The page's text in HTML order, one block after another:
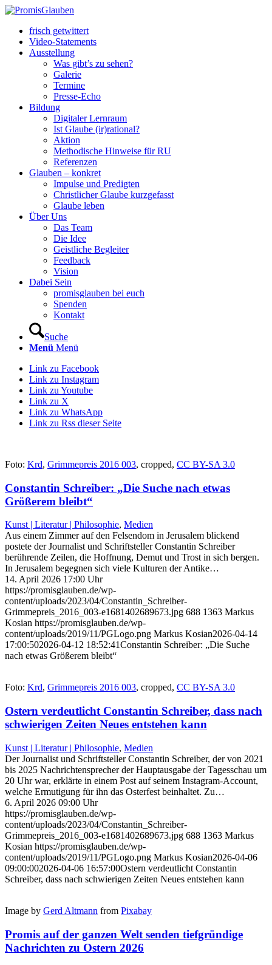
frisch getwittert
Video-Statements
Ausstellung
Was gibt’s zu sehen?
Galerie
Termine
Presse-Echo
Bildung
Digitaler Lernraum
Ist Glaube (ir)rational?
Aktion
Methodische Hinweise für RU
Referenzen
Glauben – konkret
Impulse und Predigten
Christlicher Glaube kurzgefasst
Glaube leben
Über Uns
Das Team
Die Idee
Geistliche Begleiter
Feedback
Vision
Dabei Sein
promisglauben bei euch
Spenden
Kontakt
Suche
Menü Menü
Link zu Facebook
Link zu Instagram
Link zu Youtube
Link zu X
Link zu WhatsApp
Link zu Rss dieser Seite
Foto: Krd, Grimmepreis 2016 003, cropped, CC BY-SA 3.0
Constantin Schreiber: „Die Suche nach etwas
Größerem bleibt“
Kunst | Literatur | Philosophie, Medien
Aus einem Zimmer auf den Felsendom in Jerusalem blickend
postete der Journalist und Schriftsteller Constantin Schreiber
berührende Zeilen, die Hoffnung, Demut und Trost in sich bergen.
In Jerusalem begegnen sich viele Kulturen der Antike…
14. April 2026 17:00 Uhr
https://promisglauben.de/wp-
content/uploads/2023/04/Constantin_Schreiber-
Grimmepreis_2016_003-e1681402689673.jpg 688 1363 Markus
Kosian https://promisglauben.de/wp-
content/uploads/2019/11/PGLogo.png Markus Kosian2026-04-14
17:00:502026-04-12 18:52:41Constantin Schreiber: „Die Suche
nach etwas Größerem bleibt“
Foto: Krd, Grimmepreis 2016 003, cropped, CC BY-SA 3.0
Ostern verdeutlicht Constantin Schreiber, dass nach
schwierigen Zeiten Neues entstehen kann
Kunst | Literatur | Philosophie, Medien
Der Journalist und Schriftsteller Constantin Schreiber, der von 2021
bis 2025 Nachrichtensprecher der Hauptausgabe der Tagesschau um
20 Uhr war, erklärte in einem Post auf seinem Instagram-Account,
welche Ermutigung für ihn das Osterfest beinhaltet. Zu…
6. April 2026 09:00 Uhr
https://promisglauben.de/wp-
content/uploads/2023/04/Constantin_Schreiber-
Grimmepreis_2016_003-e1681402689673.jpg 688 1363 Markus
Kosian https://promisglauben.de/wp-
content/uploads/2019/11/PGLogo.png Markus Kosian2026-04-06
09:00:002026-04-06 16:57:00Ostern verdeutlicht Constantin
Schreiber, dass nach schwierigen Zeiten Neues entstehen kann
Image by Gerd Altmann from Pixabay
Promis auf der ganzen Welt senden tiefgründige
Nachrichten zu Ostern 2026